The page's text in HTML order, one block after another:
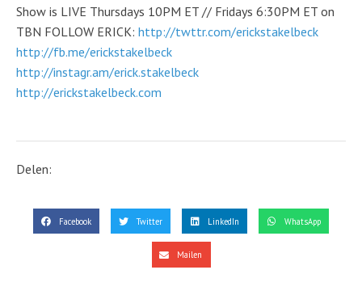
Show is LIVE Thursdays 10PM ET // Fridays 6:30PM ET on
TBN FOLLOW ERICK: http://twttr.com/erickstakelbeck
http://fb.me/erickstakelbeck
http://instagr.am/erick.stakelbeck
http://erickstakelbeck.com
Delen:
Facebook Twitter LinkedIn WhatsApp
Mailen